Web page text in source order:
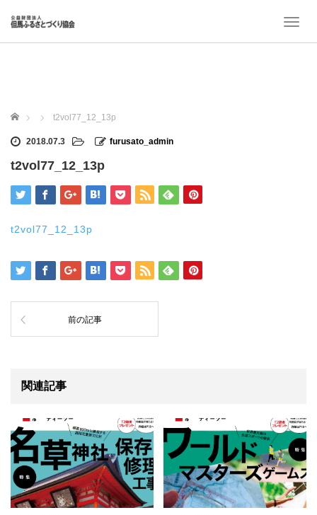
T
ホーム t2vol77_12_13p
2018.07.3 furusato_admin
t2vol77_12_13p
t2vol77_12_13p
前の記事
関連記事